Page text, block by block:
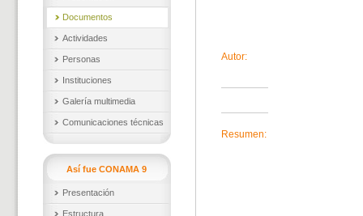
Documentos
Actividades
Personas
Instituciones
Galería multimedia
Comunicaciones técnicas
Así fue CONAMA 9
Presentación
Estructura
Autor:
Resumen: